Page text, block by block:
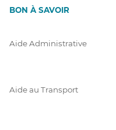
BON À SAVOIR
Aide Administrative
Aide au Transport